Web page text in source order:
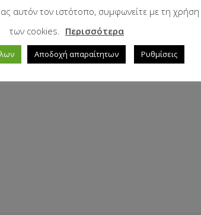
αυτόν τον ιστότοπο, συμφωνείτε με τη χρήση
των cookies.
Περισσότερα
Αποδοχή απαραίτητων Ρυθμίσεις